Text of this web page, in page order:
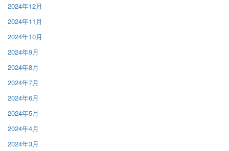
2024年12月
2024年11月
2024年10月
2024年9月
2024年8月
2024年7月
2024年6月
2024年5月
2024年4月
2024年3月